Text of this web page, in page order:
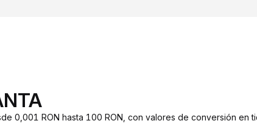
0,001 RON hasta 100 RON, con valores de conversión en